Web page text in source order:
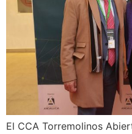
El CCA Torremolinos